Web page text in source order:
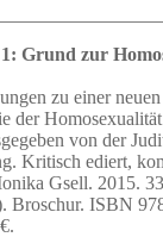
Grund zur
zu einer
der
von der
Kritisch ediert,
Gsell. 2015.
Broschur. ISBN